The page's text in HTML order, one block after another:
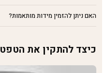
האם ניתן להזמין מידות מותאמות?
כיצד להתקין את הטפט